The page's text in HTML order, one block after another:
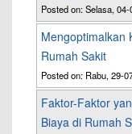
Posted on: Selasa,
Mengoptimalkan
Rumah Sakit
Posted on: Rabu, 29-
Faktor-Faktor
Biaya di Rumah